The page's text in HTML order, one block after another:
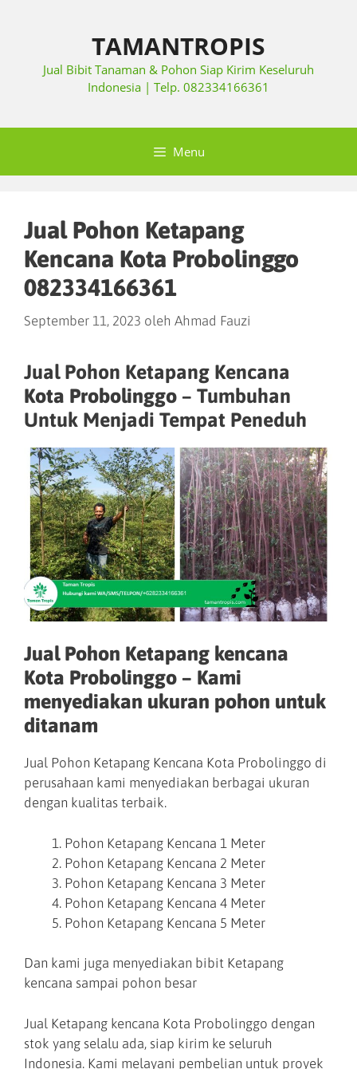
TAMANTROPIS
Jual Bibit Tanaman & Pohon Siap Kirim Keseluruh
Indonesia | Telp. 082334166361
Menu
Jual Pohon Ketapang
Kencana Kota Probolinggo
082334166361
September 11, 2023 oleh Ahmad Fauzi
Jual Pohon Ketapang Kencana
Kota Probolinggo – Tumbuhan
Untuk Menjadi Tempat Peneduh
Jual Pohon Ketapang kencana
Kota Probolinggo – Kami
menyediakan ukuran pohon untuk
ditanam
Jual Pohon Ketapang Kencana Kota Probolinggo di
perusahaan kami menyediakan berbagai ukuran
dengan kualitas terbaik.
Pohon Ketapang Kencana 1 Meter
Pohon Ketapang Kencana 2 Meter
Pohon Ketapang Kencana 3 Meter
Pohon Ketapang Kencana 4 Meter
Pohon Ketapang Kencana 5 Meter
Dan kami juga menyediakan bibit Ketapang
kencana sampai pohon besar
Jual Ketapang kencana Kota Probolinggo dengan
stok yang selalu ada, siap kirim ke seluruh
Indonesia. Kami melayani pembelian untuk proyek